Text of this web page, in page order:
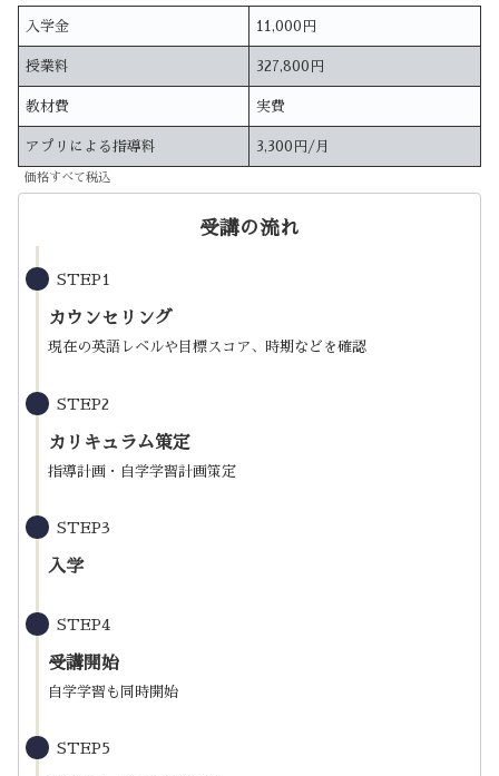
入学金 11,000円
授業料 327,800円
教材費 実費
アプリによる指導料 3,300円/月
価格すべて税込
受講の流れ
STEP1
カウンセリング
現在の英語レベルや目標スコア、時期などを確認
STEP2
カリキュラム策定
指導計画・自学学習計画策定
STEP3
入学
STEP4
受講開始
自学学習も同時開始
STEP5